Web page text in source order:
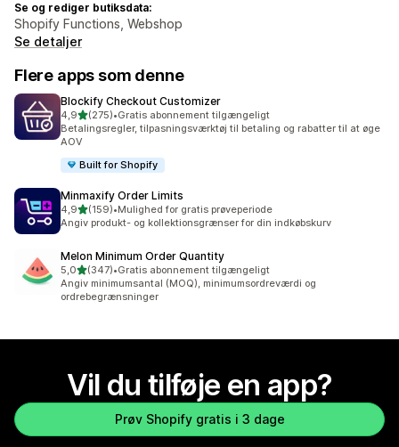
Se og rediger butiksdata:
Shopify Functions, Webshop
Se detaljer
Flere apps som denne
Blockify Checkout Customizer
4,9ud af 5 stjerner
(275)
275 anmeldelser i alt
•Gratis abonnement tilgængeligt
Betalingsregler, tilpasningsværktøj til betaling og rabatter til at øge
AOV
Built for Shopify
Minmaxify Order Limits
4,9ud af 5 stjerner
(159)
159 anmeldelser i alt
•Mulighed for gratis prøveperiode
Angiv produkt- og kollektionsgrænser for din indkøbskurv
Melon Minimum Order Quantity
5,0ud af 5 stjerner
(347)
347 anmeldelser i alt
•Gratis abonnement tilgængeligt
Angiv minimumsantal (MOQ), minimumsordreværdi og
ordrebegrænsninger
Vil du tilføje en app?
Prøv Shopify gratis i 3 dage